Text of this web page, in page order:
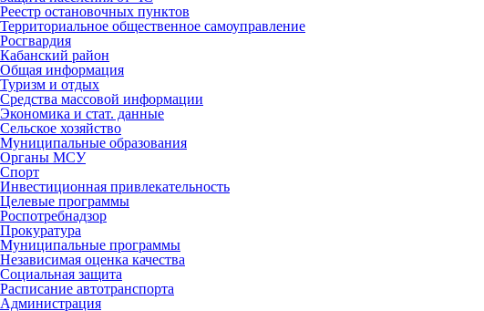
Реестр остановочных пунктов
Территориальное общественное самоуправление
Росгвардия
Кабанский район
Общая информация
Туризм и отдых
Средства массовой информации
Экономика и стат. данные
Сельское хозяйство
Муниципальные образования
Органы МСУ
Спорт
Инвестиционная привлекательность
Целевые программы
Роспотребнадзор
Прокуратура
Муниципальные программы
Независимая оценка качества
Социальная защита
Расписание автотранспорта
Администрация